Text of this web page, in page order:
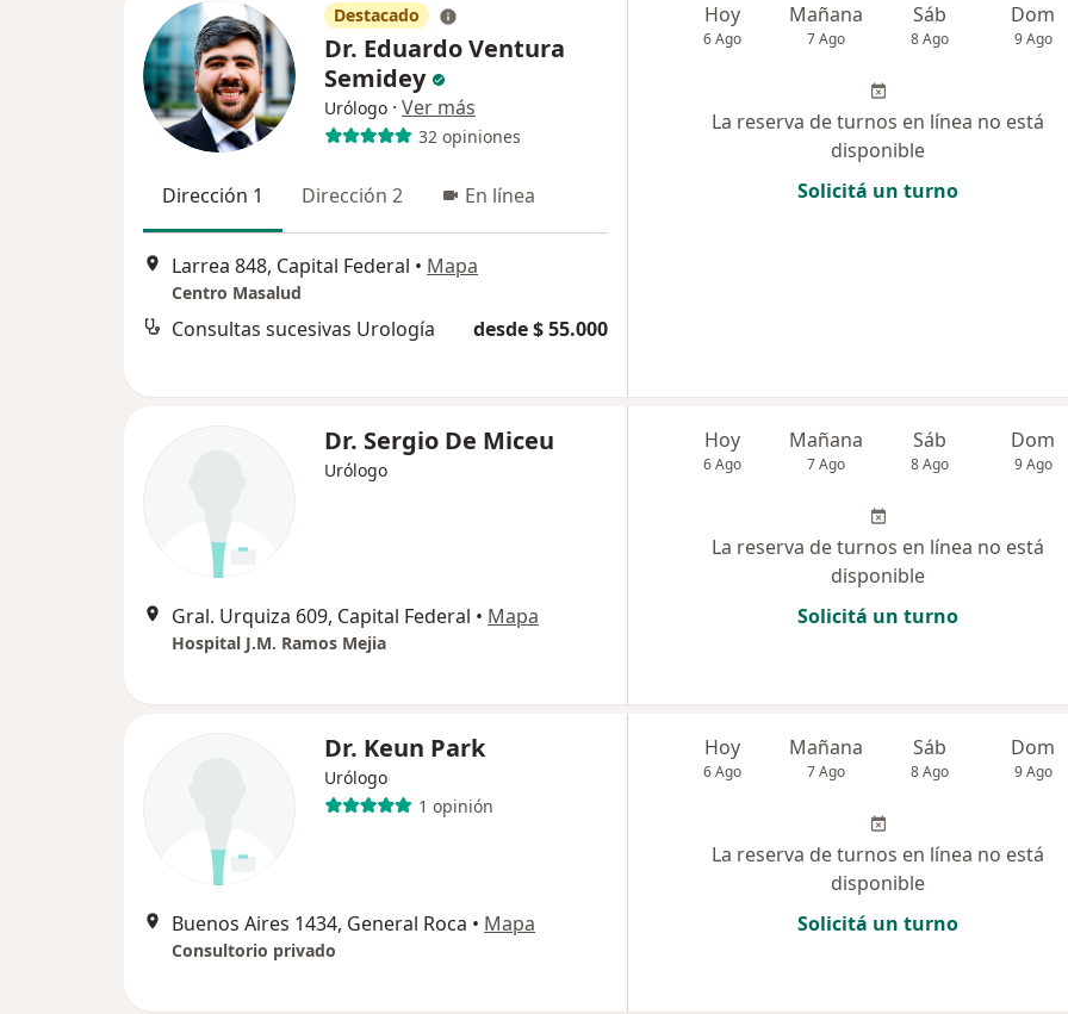
Destacado
Dr. Eduardo Ventura
Semidey
Urólogo · Ver más
32 opiniones
Dirección 1 Dirección 2 En línea
Larrea 848, Capital Federal • Mapa
Centro Masalud
Consultas sucesivas Urología desde $ 55.000
Hoy
6 Ago
Mañana
7 Ago
Sáb
8 Ago
Dom
9 Ago
La reserva de turnos en línea no está
disponible
Solicitá un turno
Dr. Sergio De Miceu
Urólogo
Gral. Urquiza 609, Capital Federal • Mapa
Hospital J.M. Ramos Mejia
Hoy
6 Ago
Mañana
7 Ago
Sáb
8 Ago
Dom
9 Ago
La reserva de turnos en línea no está
disponible
Solicitá un turno
Dr. Keun Park
Urólogo
1 opinión
Buenos Aires 1434, General Roca • Mapa
Consultorio privado
Hoy
6 Ago
Mañana
7 Ago
Sáb
8 Ago
Dom
9 Ago
La reserva de turnos en línea no está
disponible
Solicitá un turno